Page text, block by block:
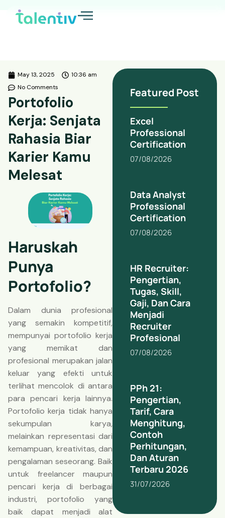
May 13, 2025
10:36 am
No Comments
Portofolio
Kerja: Senjata
Rahasia Biar
Karier Kamu
Melesat
Haruskah
Punya
Portofolio?
Dalam dunia profesional
yang semakin kompetitif,
mempunyai portofolio kerja
yang memikat dan
profesional merupakan jalan
keluar yang efekti untuk
terlihat mencolok di antara
para pencari kerja lainnya.
Portofolio kerja tidak hanya
sekumpulan karya,
melainkan representasi dari
kemampuan, kreativitas, dan
pengalaman seseorang. Baik
untuk freelancer maupun
pencari kerja di berbagai
industri, portofolio yang
baik dapat menjadi alat
Featured Post
Excel
Professional
Certification
07/08/2026
Data Analyst
Professional
Certification
07/08/2026
HR Recruiter:
Pengertian,
Tugas, Skill,
Gaji, Dan Cara
Menjadi
Recruiter
Profesional
07/08/2026
PPh 21:
Pengertian,
Tarif, Cara
Menghitung,
Contoh
Perhitungan,
Dan Aturan
Terbaru 2026
31/07/2026